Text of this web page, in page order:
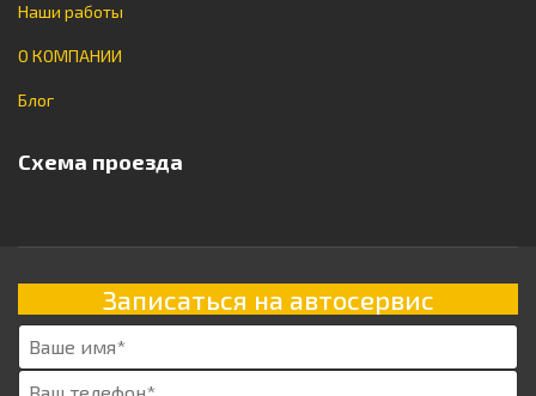
Наши работы
О КОМПАНИИ
Блог
Схема проезда
Записаться на автосервис